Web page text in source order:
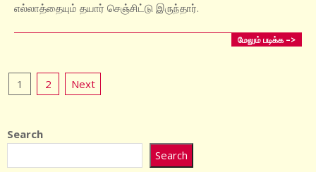
எல்லாத்தையும் தயார் செஞ்சிட்டு இருந்தார்.
மேலும் படிக்க –>
Posts
1 2 Next
Search
Search